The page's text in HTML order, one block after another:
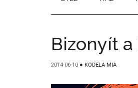
Bizonyít
2014-06-10 ● KODELA MIA